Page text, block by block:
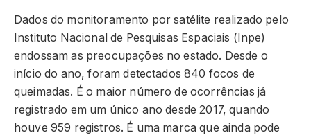
Dados do monitoramento por satélite realizado pelo
Instituto Nacional de Pesquisas Espaciais (Inpe)
endossam as preocupações no estado. Desde o
início do ano, foram detectados 840 focos de
queimadas. É o maior número de ocorrências já
registrado em um único ano desde 2017, quando
houve 959 registros. É uma marca que ainda pode